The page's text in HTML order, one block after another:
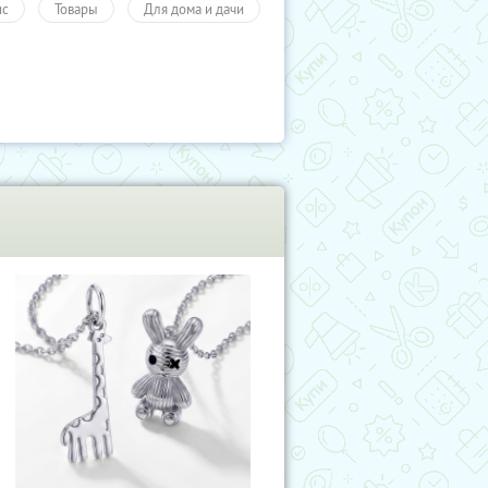
Товары Для дома и дачи